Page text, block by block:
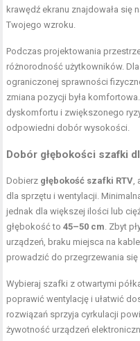
krawędź ekranu znajdowała
Twojego wzroku.
Podczas projektowania
różnorodność użytkowników.
ograniczonej sprawności
zmiana pozycji była
dyskomfortu i zwiększonego
odpowiedni dobór wysokości.
Dobór głębokości szafki
Dobierz głębokość szafki RTV
dla sprzętu i wentylacji.
jednak dla większej ilości lub
głębokość to45–50 cm . Zbyt
urządzeń, braku miejsca na
prowadzić do przegrzewania się
Wybieraj szafki z otwartymi
poprawić wentylację i ułatwić
rozwiązań sprzyja cyrkulacji
żywotność urządzeń